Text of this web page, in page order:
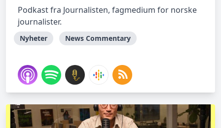
Podkast fra Journalisten, fagmedium for norske
journalister.
Nyheter News Commentary